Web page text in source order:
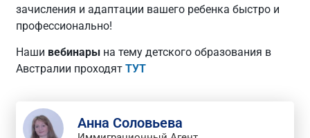
Анна Соловьева
зачисления и адаптации вашего ребенка быстро и
профессионально!
Наши вебинары на тему детского образования в
Австралии проходятТУТ